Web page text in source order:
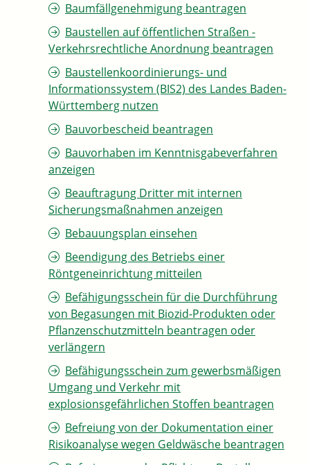
Baumfällgenehmigung beantragen
Baustellen auf öffentlichen Straßen -
Verkehrsrechtliche Anordnung beantragen
Baustellenkoordinierungs- und
Informationssystem (BIS2) des Landes Baden-
Württemberg nutzen
Bauvorbescheid beantragen
Bauvorhaben im Kenntnisgabeverfahren
anzeigen
Beauftragung Dritter mit internen
Sicherungsmaßnahmen anzeigen
Bebauungsplan einsehen
Beendigung des Betriebs einer
Röntgeneinrichtung mitteilen
Befähigungsschein für die Durchführung
von Begasungen mit Biozid-Produkten oder
Pflanzenschutzmitteln beantragen oder
verlängern
Befähigungsschein zum gewerbsmäßigen
Umgang und Verkehr mit
explosionsgefährlichen Stoffen beantragen
Befreiung von der Dokumentation einer
Risikoanalyse wegen Geldwäsche beantragen